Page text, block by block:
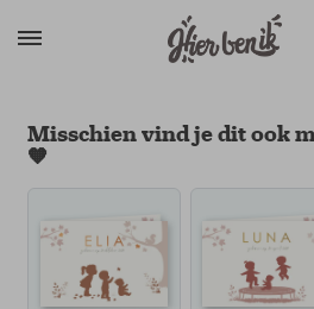
Misschien vind je dit ook
🧡